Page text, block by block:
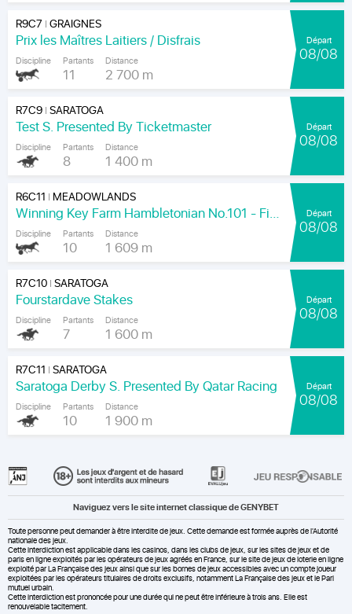
R9C7 |GRAIGNES
Prix les Maîtres Laitiers / Disfrais
Discipline Partants
11
Distance
2 700 m
Départ
08/08
R7C9|SARATOGA
Test S. Presented By Ticketmaster
Discipline Partants
8
Distance
1 400 m
Départ
08/08
R6C11 | MEADOWLANDS
Winning Key Farm Hambletonian No.101 - Final
Discipline Partants
10
Distance
1 609 m
Départ
08/08
R7C10|SARATOGA
Fourstardave Stakes
Discipline Partants
7
Distance
1 600 m
Départ
08/08
R7C11 |SARATOGA
Saratoga Derby S. Presented By Qatar Racing
Discipline Partants
10
Distance
1 900 m
Départ
08/08
Naviguez vers le site internet classique de GENYBET
Toute personne peut demander à être interdite de jeux. Cette demande est formée auprès de l'Autorité
nationale des jeux.
Cette interdiction est applicable dans les casinos, dans les clubs de jeux, sur les sites de jeux et de
paris en ligne exploités par les opérateurs de jeux agréés en France, sur le site de jeux de loterie en ligne
exploité par La Française des jeux ainsi que sur les bornes de jeux accessibles avec un compte joueur
exploitées par les opérateurs titulaires de droits exclusifs, notamment La Française des jeux et le Pari
mutuel urbain.
Cette interdiction est prononcée pour une durée qui ne peut être inférieure à trois ans. Elle est
renouvelable tacitement.